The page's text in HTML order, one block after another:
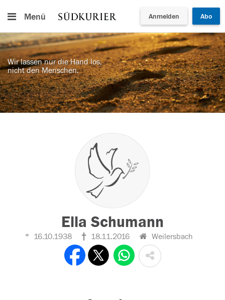
Menü Anmelden Abo
Wir lassen nur die Hand los,
nicht den Menschen.
Ella Schumann
16.10.1938 18.11.2016 Weilersbach